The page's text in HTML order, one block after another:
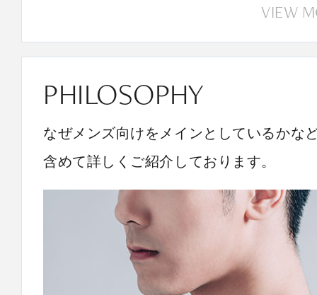
VIEW
PHILOSOPHY
なぜメンズ向けをメインとしているかな
含めて詳しくご紹介しております。